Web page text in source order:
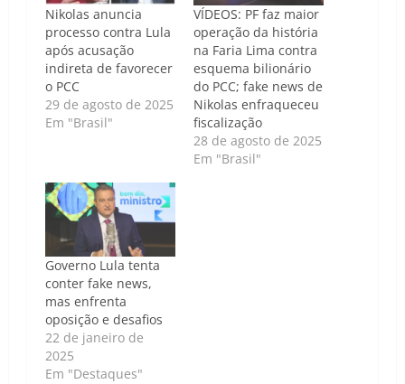
Nikolas anuncia
processo contra Lula
após acusação
indireta de favorecer
o PCC
29 de agosto de 2025
Em "Brasil"
VÍDEOS: PF faz maior
operação da história
na Faria Lima contra
esquema bilionário
do PCC; fake news de
Nikolas enfraqueceu
fiscalização
28 de agosto de 2025
Em "Brasil"
Governo Lula tenta
conter fake news,
mas enfrenta
oposição e desafios
22 de janeiro de
2025
Em "Destaques"